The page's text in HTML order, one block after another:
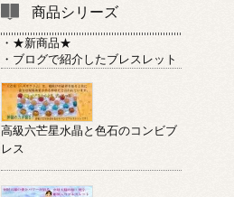
商品シリーズ
・★新商品★
・ブログで紹介したブレスレット
高級六芒星水晶と色石のコンビブ
レス